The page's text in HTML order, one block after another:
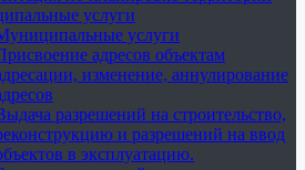
услуги
услуги
адресов объектам
изменение, аннулирование
разрешений на строительство,
и разрешений на ввод
в эксплуатацию.